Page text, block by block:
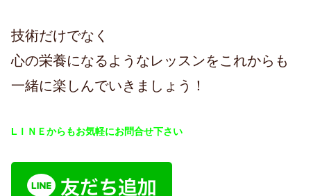
技術だけでなく
心の栄養になるようなレッスンをこれからも
一緒に楽しんでいきましょう！
LＩＮＥからもお気軽にお問合せ下さい